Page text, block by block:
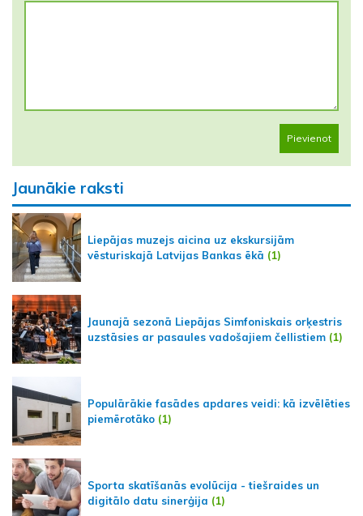
Pievienot
Jaunākie raksti
Liepājas muzejs aicina uz ekskursijām
vēsturiskajā Latvijas Bankas ēkā (1)
Jaunajā sezonā Liepājas Simfoniskais orķestris
uzstāsies ar pasaules vadošajiem čellistiem (1)
Populārākie fasādes apdares veidi: kā izvēlēties
piemērotāko (1)
Sporta skatīšanās evolūcija - tiešraides un
digitālo datu sinerģija (1)